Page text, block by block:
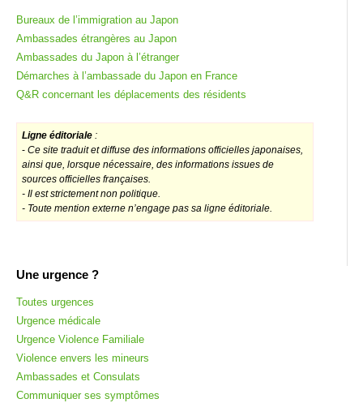
Bureaux de l’immigration au Japon
Ambassades étrangères au Japon
Ambassades du Japon à l’étranger
Démarches à l’ambassade du Japon en France
Q&R concernant les déplacements des résidents
Ligne éditoriale :
- Ce site traduit et diffuse des informations officielles japonaises,
ainsi que, lorsque nécessaire, des informations issues de
sources officielles françaises.
- Il est strictement non politique.
- Toute mention externe n’engage pas sa ligne éditoriale.
Une urgence ?
Toutes urgences
Urgence médicale
Urgence Violence Familiale
Violence envers les mineurs
Ambassades et Consulats
Communiquer ses symptômes